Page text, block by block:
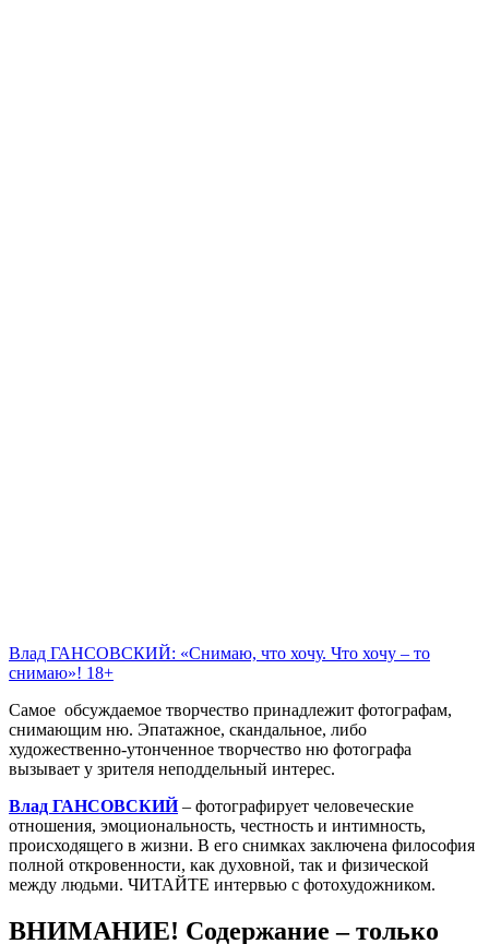
Влад ГАНСОВСКИЙ: «Снимаю, что хочу. Что хочу – то
снимаю»! 18+
Самое обсуждаемое творчество принадлежит фотографам,
снимающим ню. Эпатажное, скандальное, либо
художественно-утонченное творчество ню фотографа
вызывает у зрителя неподдельный интерес.
Влад ГАНСОВСКИЙ– фотографирует человеческие
отношения, эмоциональность, честность и интимность,
происходящего в жизни. В его снимках заключена философия
полной откровенности, как духовной, так и физической
между людьми. ЧИТАЙТЕ интервью с фотохудожником.
ВНИМАНИЕ! Содержание – только